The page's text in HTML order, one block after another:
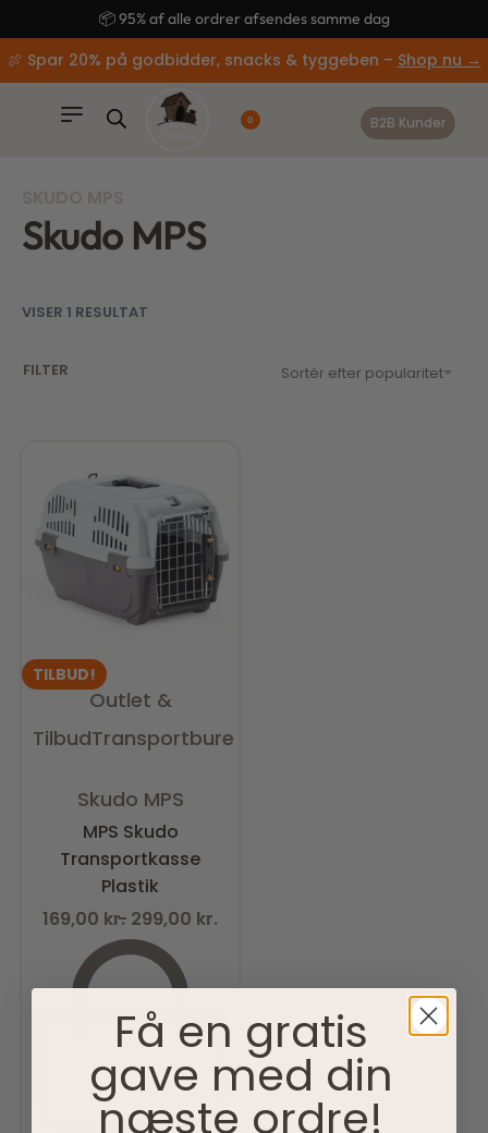
📦 95% af alle ordrer afsendes samme dag
🍖 Spar 20% på godbidder, snacks & tyggeben – Shop nu →
0 B2B Kunder
Skudo MPS
VISER 1 RESULTAT
Sortér efter popularitet
FILTER
TILBUD!
Outlet &
TilbudTransportbure
Skudo MPS
MPS Skudo
Transportkasse
Plastik
169,00 kr. 299,00 kr.
Få en gratis
gave med din
næste ordre!